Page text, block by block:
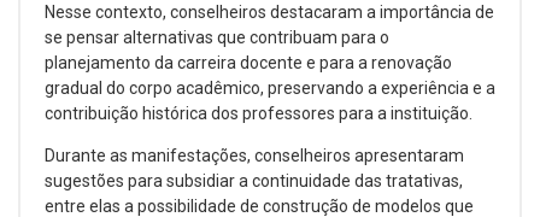
Nesse contexto, conselheiros destacaram a importância de
se pensar alternativas que contribuam para o
planejamento da carreira docente e para a renovação
gradual do corpo acadêmico, preservando a experiência e a
contribuição histórica dos professores para a instituição.
Durante as manifestações, conselheiros apresentaram
sugestões para subsidiar a continuidade das tratativas,
entre elas a possibilidade de construção de modelos que